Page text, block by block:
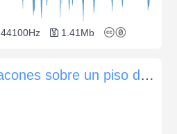
44100Hz 1.41Mb
Caminando con tacones sobre un piso de madera